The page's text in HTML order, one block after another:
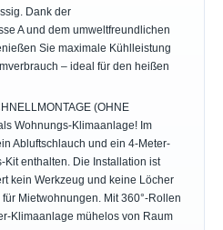
Dank der
A und dem umweltfreundlichen
Sie maximale Kühlleistung
– ideal für den heißen
(OHNE
Wohnungs-Klimaanlage! Im
Abluftschlauch und ein 4-Meter-
Kit enthalten. Die Installation ist
kein Werkzeug und keine Löcher
Mietwohnungen. Mit 360°-Rollen
Klimaanlage mühelos von Raum